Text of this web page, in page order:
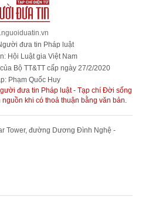
đưa tin Pháp luật
Hội Luật gia Việt Nam
Bộ TT&TT cấp ngày 27/2/2020
Phạm Quốc Huy
đưa tin Pháp luật - Tạp chí Đời sống
khi có thoả thuận bằng văn bản.
Tower, đường Dương Đình Nghệ -